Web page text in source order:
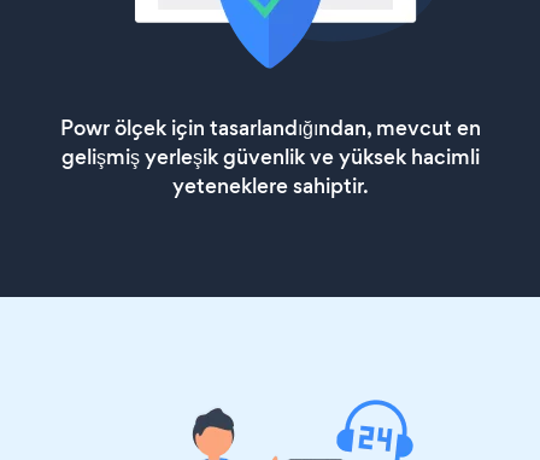
Powr ölçek için tasarlandığından, mevcut en
gelişmiş yerleşik güvenlik ve yüksek hacimli
yeteneklere sahiptir.